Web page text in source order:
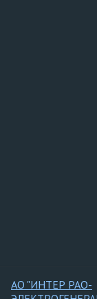
АО "ИНТЕР РАО-